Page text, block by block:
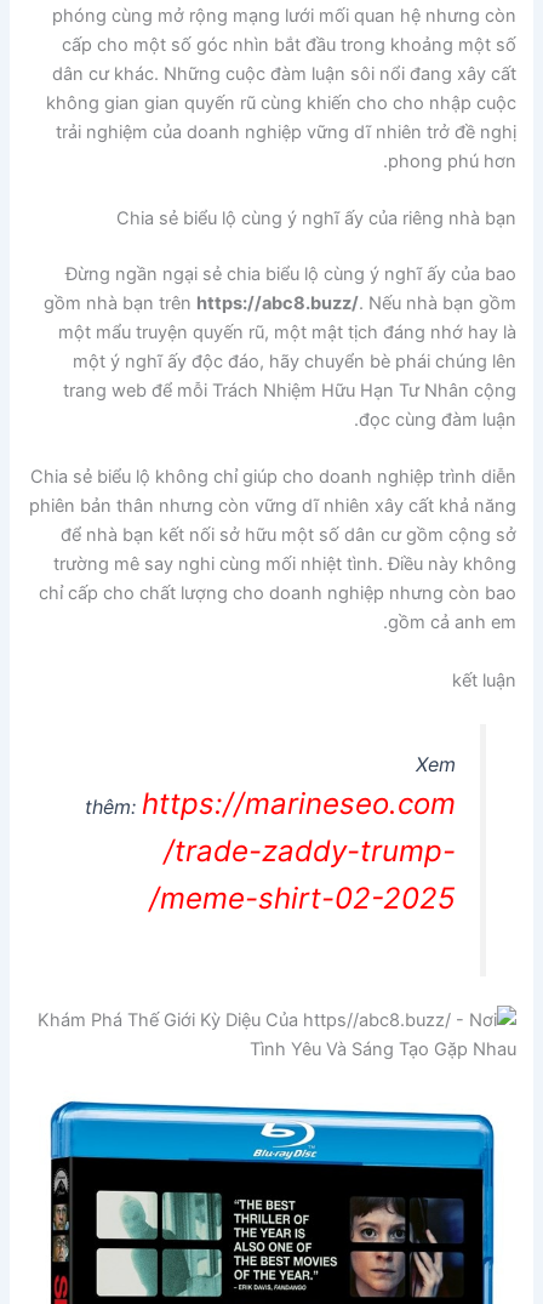
phóng cùng mở rộng mạng lưới mối quan hệ nhưng còn
cấp cho một số góc nhìn bắt đầu trong khoảng một số
dân cư khác. Những cuộc đàm luận sôi nổi đang xây cất
không gian gian quyến rũ cùng khiến cho cho nhập cuộc
trải nghiệm của doanh nghiệp vững dĩ nhiên trở đề nghị
phong phú hơn.
Chia sẻ biểu lộ cùng ý nghĩ ấy của riêng nhà bạn
Đừng ngần ngại sẻ chia biểu lộ cùng ý nghĩ ấy của bao
gồm nhà bạn trên https://abc8.buzz/. Nếu nhà bạn gồm
một mẩu truyện quyến rũ, một mật tịch đáng nhớ hay là
một ý nghĩ ấy độc đáo, hãy chuyển bè phái chúng lên
trang web để mỗi Trách Nhiệm Hữu Hạn Tư Nhân cộng
đọc cùng đàm luận.
Chia sẻ biểu lộ không chỉ giúp cho doanh nghiệp trình diễn
phiên bản thân nhưng còn vững dĩ nhiên xây cất khả năng
để nhà bạn kết nối sở hữu một số dân cư gồm cộng sở
trường mê say nghi cùng mối nhiệt tình. Điều này không
chỉ cấp cho chất lượng cho doanh nghiệp nhưng còn bao
gồm cả anh em.
kết luận
Xem
thêm: https://marineseo.com
/trade-zaddy-trump-
meme-shirt-02-2025/